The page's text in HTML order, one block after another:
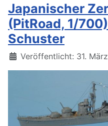
Japanischer
(PitRoad, 1/
Schuster
Details
Veröffentlicht: 31.